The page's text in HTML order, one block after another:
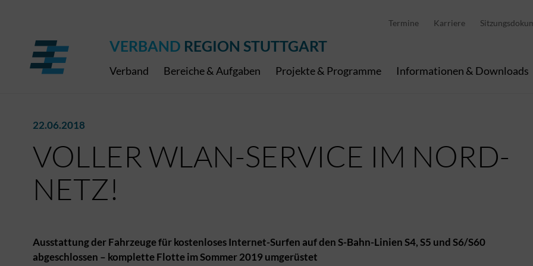
Termine Karriere
VERBAND REGION STUTTGART
Verband Bereiche & Aufgaben Projekte & Programme Informationen & Downloads
22.06.2018
VOLLER WLAN-SERVICE IM NORD-
NETZ!
Ausstattung der Fahrzeuge für kostenloses Internet-Surfen auf den S-Bahn-Linien S4, S5 und S6/S60
abgeschlossen – komplette Flotte im Sommer 2019 umgerüstet